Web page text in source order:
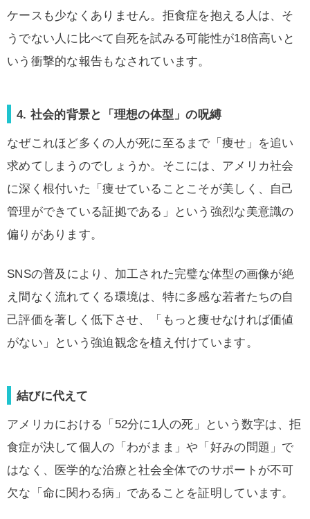
ケースも少なくありません。拒食症を抱える人は、そ
うでない人に比べて自死を試みる可能性が18倍高いと
いう衝撃的な報告もなされています。
4. 社会的背景と「理想の体型」の呪縛
なぜこれほど多くの人が死に至るまで「痩せ」を追い
求めてしまうのでしょうか。そこには、アメリカ社会
に深く根付いた「痩せていることこそが美しく、自己
管理ができている証拠である」という強烈な美意識の
偏りがあります。
SNSの普及により、加工された完璧な体型の画像が絶
え間なく流れてくる環境は、特に多感な若者たちの自
己評価を著しく低下させ、「もっと痩せなければ価値
がない」という強迫観念を植え付けています。
結びに代えて
アメリカにおける「52分に1人の死」という数字は、拒
食症が決して個人の「わがまま」や「好みの問題」で
はなく、医学的な治療と社会全体でのサポートが不可
欠な「命に関わる病」であることを証明しています。